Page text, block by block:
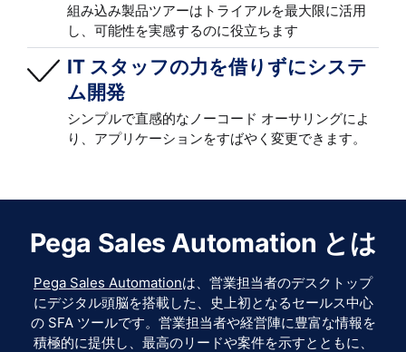
組み込み製品ツアーはトライアルを最大限に活用
し、可能性を実感するのに役立ちます
IT スタッフの力を借りずにシステ
ム開発
シンプルで直感的なノーコード オーサリングによ
り、アプリケーションをすばやく変更できます。
Pega Sales Automation とは
Pega Sales Automationは、営業担当者のデスクトップ
にデジタル頭脳を搭載した、史上初となるセールス中心
の SFA ツールです。営業担当者や経営陣に豊富な情報を
積極的に提供し、最高のリードや案件を示すとともに、